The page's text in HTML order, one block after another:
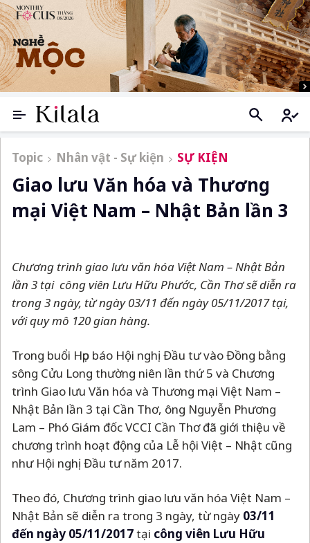
Topic Nhân vật - Sự kiện SỰ KIỆN
Giao lưu Văn hóa và Thương
mại Việt Nam – Nhật Bản lần 3
Chương trình giao lưu văn hóa Việt Nam –Nhật Bản
lần 3 tại công viên Lưu Hữu Phước, Cần Thơ sẽ diễn ra
trong 3 ngày, từ ngày 03/11 đến ngày 05/11/2017 tại,
với quy mô 120 gian hàng.
Trong buổi Họp báo Hội nghị Đầu tư vào Đồng bằng
sông Cửu Long thường niên lần thứ 5 và Chương
trình Giao lưu Văn hóa và Thương mại Việt Nam –
Nhật Bản lần 3 tại Cần Thơ, ông Nguyễn Phương
Lam – Phó Giám đốc VCCI Cần Thơ đã giới thiệu về
chương trình hoạt động của Lễ hội Việt – Nhật cũng
như Hội nghị Đầu tư năm 2017.
Theo đó, Chương trình giao lưu văn hóa Việt Nam –
Nhật Bản sẽ diễn ra trong 3 ngày, từ ngày 03/11
đến ngày 05/11/2017tại công viên Lưu Hữu